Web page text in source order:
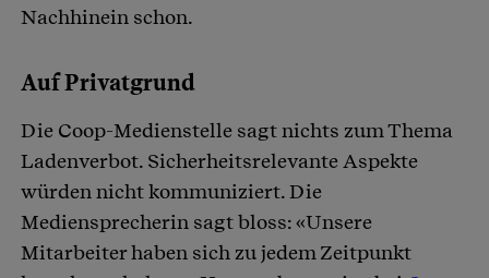
Nachhinein schon.
Auf Privatgrund
Die Coop-Medienstelle sagt nichts zum Thema
Ladenverbot. Sicherheitsrelevante Aspekte
würden nicht kommuniziert. Die
Mediensprecherin sagt bloss: «Unsere
Mitarbeiter haben sich zu jedem Zeitpunkt